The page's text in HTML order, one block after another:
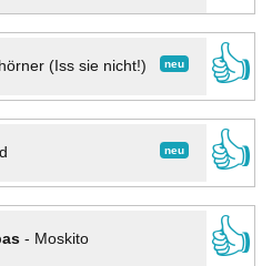
neu
(Iss sie nicht!)
👍
neu
👍
- Moskito
👍